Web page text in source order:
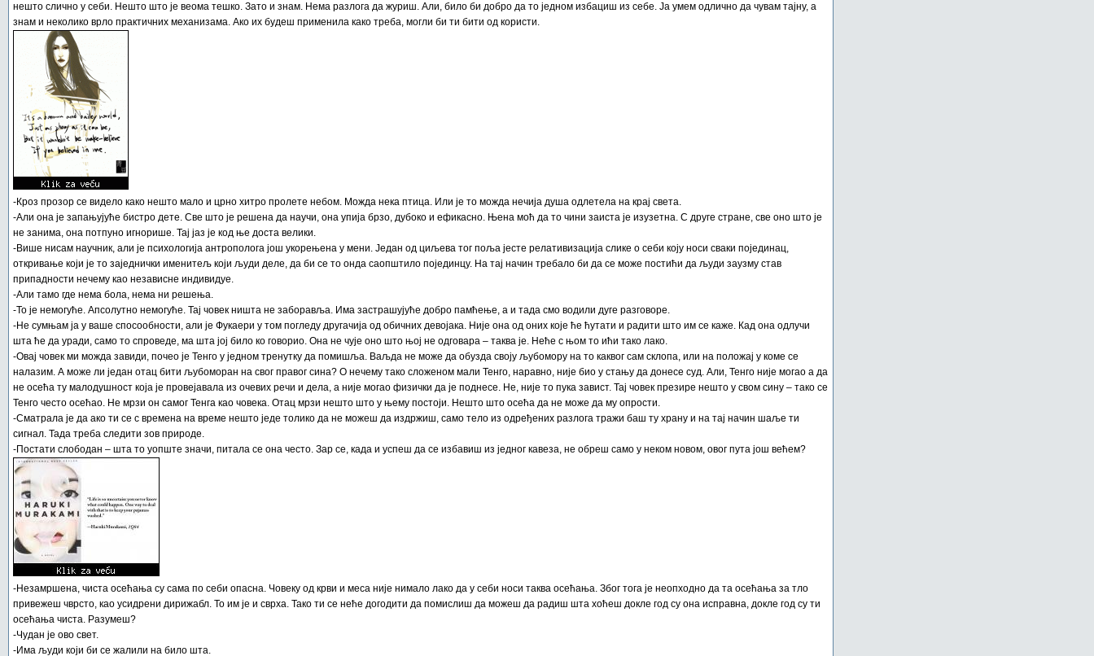
нешто слично у себи. Нешто што је веома тешко. Зато и знам. Нема разлога да журиш. Али, било би добро да то једном избациш из себе. Ја умем одлично да чувам тајну, а
знам и неколико врло практичних механизама. Ако их будеш применила како треба, могли би ти бити од користи.
-Кроз прозор се видело како нешто мало и црно хитро пролете небом. Можда нека птица. Или је то можда нечија душа одлетела на крај света.
-Али она је запањујуће бистро дете. Све што је решена да научи, она упија брзо, дубоко и ефикасно. Њена моћ да то чини заиста је изузетна. С друге стране, све оно што је
не занима, она потпуно игнорише. Тај јаз је код ње доста велики.
-Више нисам научник, али је психологија антрополога још укорењена у мени. Један од циљева тог поља јесте релативизација слике о себи коју носи сваки појединац,
откривање који је то заједнички именитељ који људи деле, да би се то онда саопштило појединцу. На тај начин требало би да се може постићи да људи заузму став
припадности нечему као независне индивидуе.
-Али тамо где нема бола, нема ни решења.
-То је немогуће. Апсолутно немогуће. Тај човек ништа не заборавља. Има застрашујуће добро памћење, а и тада смо водили дуге разговоре.
-Не сумњам ја у ваше спосообности, али је Фукаери у том погледу другачија од обичних девојака. Није она од оних које ће ћутати и радити што им се каже. Кад она одлучи
шта ће да уради, само то спроведе, ма шта јој било ко говорио. Она не чује оно што њој не одговара – таква је. Неће с њом то ићи тако лако.
-Овај човек ми можда завиди, почео је Тенго у једном тренутку да помишља. Ваљда не може да обузда своју љубомору на то каквог сам склопа, или на положај у коме се
налазим. А може ли један отац бити љубоморан на свог правог сина? О нечему тако сложеном мали Тенго, наравно, није био у стању да донесе суд. Али, Тенго није могао а да
не осећа ту малодушност која је провејавала из очевих речи и дела, а није могао физички да је поднесе. Не, није то пука завист. Тај човек презире нешто у свом сину – тако се
Тенго често осећао. Не мрзи он самог Тенга као човека. Отац мрзи нешто што у њему постоји. Нешто што осећа да не може да му опрости.
-Сматрала је да ако ти се с времена на време нешто једе толико да не можеш да издржиш, само тело из одређених разлога тражи баш ту храну и на тај начин шаље ти
сигнал. Тада треба следити зов природе.
-Постати слободан – шта то уопште значи, питала се она често. Зар се, када и успеш да се избавиш из једног кавеза, не обреш само у неком новом, овог пута још већем?
-Незамршена, чиста осећања су сама по себи опасна. Човеку од крви и меса није нимало лако да у себи носи таква осећања. Због тога је неопходно да та осећања за тло
привежеш чврсто, као усидрени дирижабл. То им је и сврха. Тако ти се неће догодити да помислиш да можеш да радиш шта хоћеш докле год су она исправна, докле год су ти
осећања чиста. Разумеш?
-Чудан је ово свет.
-Има људи који би се жалили на било шта.